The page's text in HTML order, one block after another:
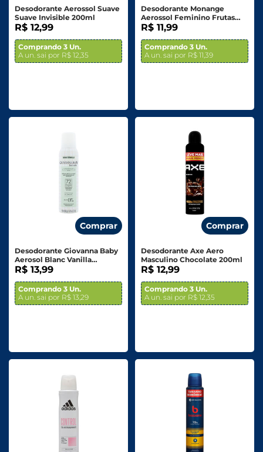
Desodorante Aerossol Suave
Suave Invisible 200ml
R$ 12,99
Comprando 3 Un.
A un. sai por R$ 12,35
Desodorante Monange
Aerossol Feminino Frutas
Vermelhas 200ml
R$ 11,99
Comprando 3 Un.
A un. sai por R$ 11,39
Comprar
Desodorante Giovanna Baby
Aerosol Blanc Vanilla
Ultraproteção 150ml
R$ 13,99
Comprando 3 Un.
A un. sai por R$ 13,29
Comprar
Desodorante Axe Aero
Masculino Chocolate 200ml
R$ 12,99
Comprando 3 Un.
A un. sai por R$ 12,35